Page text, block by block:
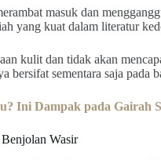
masuk dan
yang kuat dalam literatur
kulit dan tidak akan
bersifat sementara saja pada
Ini Dampak pada Gairah
Wasir